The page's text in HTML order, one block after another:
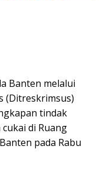
Banten melalui
(Ditreskrimsus)
tindak
di Ruang
pada Rabu